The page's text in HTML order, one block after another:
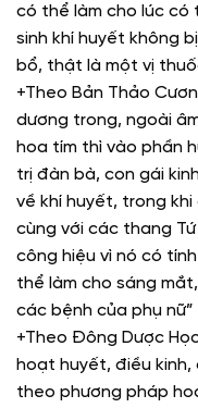
có thể làm cho lúc có
sinh khí huyết không
bổ, thật là một vị
+Theo Bản Thảo
dương trong, ngoài
hoa tím thì vào phần
trị đàn bà, con gái
về khí huyết, trong khi
cùng với các thang
công hiệu vì nó có
thể làm cho sáng
các bệnh của phụ nữ”
+Theo Đông Dược
hoạt huyết, điều kinh,
theo phương pháp